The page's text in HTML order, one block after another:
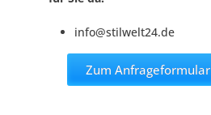
info@stilwelt24.de
Zum Anfrageformular